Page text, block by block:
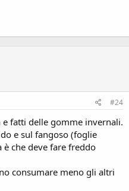
#24
fatti delle gomme invernali.
e sul fangoso (foglie
è che deve fare freddo
consumare meno gli altri